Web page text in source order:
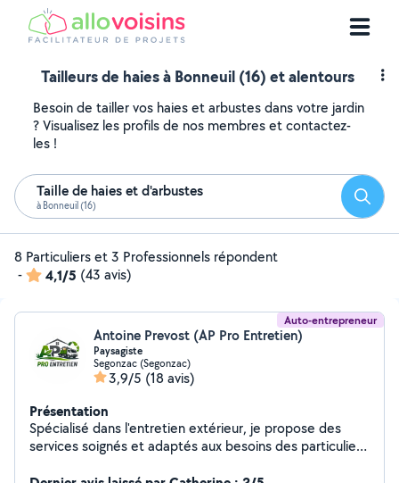
Tailleurs de haies à Bonneuil (16) et alentours
Besoin de tailler vos haies et arbustes dans votre jardin
? Visualisez les profils de nos membres et contactez-
les !
Taille de haies et d'arbustes
à Bonneuil (16)
8 Particuliers et 3 Professionnels répondent
-
4,1/5 (43 avis)
Auto-entrepreneur
Antoine Prevost (AP Pro Entretien)
Paysagiste
Segonzac (Segonzac)
3,9/5 (18 avis)
Présentation
Spécialisé dans l'entretien extérieur, je propose des
services soignés et adaptés aux besoins des particuliers